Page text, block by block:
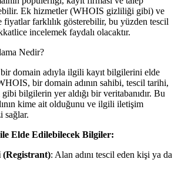
Ek hizmetler (WHOIS gizliliği gibi) ve
farklılık gösterebilir, bu yüzden tescil
incelemek faydalı olacaktır.
Nedir?
domain adıyla ilgili kayıt bilgilerini elde
bir domain adının sahibi, tescil tarihi,
gibi bilgilerin yer aldığı bir veritabanıdır. Bu
kime ait olduğunu ve ilgili iletişim
sağlar.
Elde Edilebilecek Bilgiler:
(Registrant): Alan adını tescil eden kişi ya da